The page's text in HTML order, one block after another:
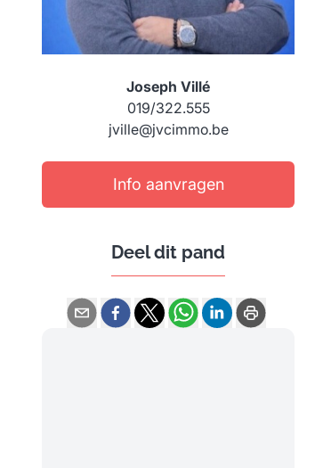
Joseph Villé
019/322.555
jville@jvcimmo.be
Info aanvragen
Deel dit pand